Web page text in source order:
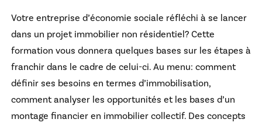
Votre entreprise d’économie sociale réfléchi à se lancer
dans un projet immobilier non résidentiel? Cette
formation vous donnera quelques bases sur les étapes à
franchir dans le cadre de celui-ci. Au menu: comment
définir ses besoins en termes d’immobilisation,
comment analyser les opportunités et les bases d’un
montage financier en immobilier collectif. Des concepts